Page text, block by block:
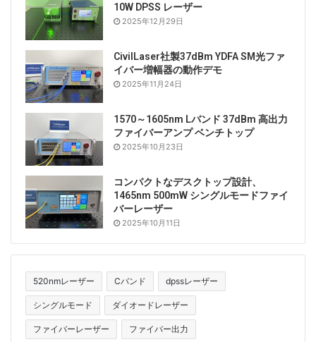
10W DPSS レーザー
2025年12月29日
CivilLaser社製37dBm YDFA SM光ファ
イバー増幅器の動作デモ
2025年11月24日
1570～1605nm Lバンド 37dBm 高出力
ファイバーアンプ ベンチトップ
2025年10月23日
コンパクトなデスクトップ設計、
1465nm 500mW シングルモードファイ
バーレーザー
2025年10月11日
520nmレーザー Cバンド dpssレーザー
シングルモード ダイオードレーザー
ファイバーレーザー ファイバー出力